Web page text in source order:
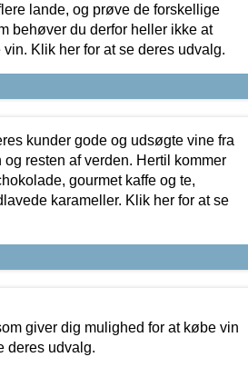
lande, og prøve de forskellige
behøver du derfor heller ikke at
Klik her for at se deres udvalg.
kunder gode og udsøgte vine fra
resten af verden. Hertil kommer
gourmet kaffe og te,
karameller. Klik her for at se
giver dig mulighed for at købe vin
deres udvalg.